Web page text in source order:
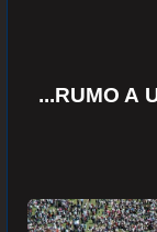
...RUMO A